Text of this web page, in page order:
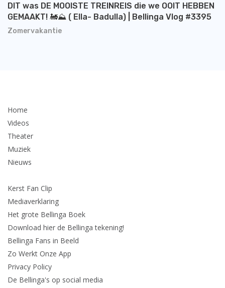
Zomervakantie
DIT was DE MOOISTE TREINREIS die we OOIT HEBBEN
GEMAAKT! 🚂⛰️ ( Ella- Badulla) | Bellinga Vlog #3395
Home
Videos
Theater
Muziek
Nieuws
Kerst Fan Clip
Mediaverklaring
Het grote Bellinga Boek
Download hier de Bellinga tekening!
Bellinga Fans in Beeld
Zo Werkt Onze App
Privacy Policy
De Bellinga's op social media